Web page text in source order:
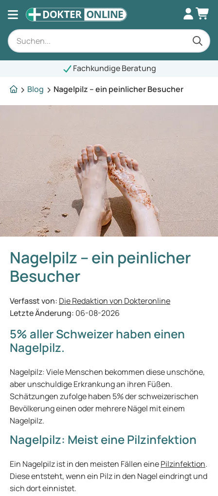
Fachkundige Beratung
Blog
Nagelpilz – ein peinlicher Besucher
Nagelpilz – ein peinlicher
Besucher
Verfasst von: Die Redaktion von Dokteronline
Letzte Änderung: 06-08-2026
5% aller Schweizer haben einen
Nagelpilz.
Nagelpilz: Viele Menschen bekommen diese unschöne,
aber unschuldige Erkrankung an ihren Füßen.
Schätzungen zufolge haben 5% der schweizerischen
Bevölkerung einen oder mehrere Nägel mit einem
Nagelpilz.
Nagelpilz: Meist eine Pilzinfektion
Ein Nagelpilz ist in den meisten Fällen einePilzinfektion.
Diese entsteht, wenn ein Pilz in den Nagel eindringt und
sich dort einnistet.